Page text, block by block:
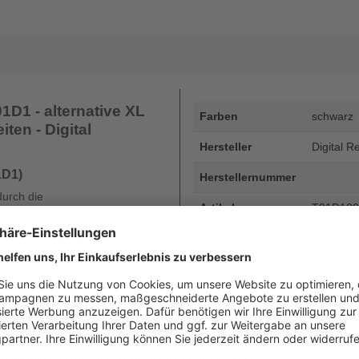
- alternative XL
- Digital
die
dass Sie bei
DHG und der dortigen
Ihres Druckers und die
diese auch nur gemindert
Farben schwarz
Hersteller Digital
Herstellernummer
Artikelnummer
bis zu
Beschreibung
Epson
50.000
Art